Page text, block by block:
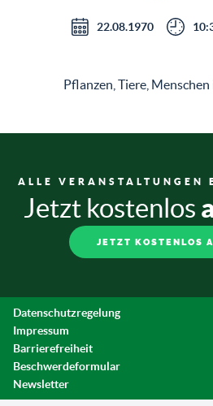
22.08.1970
Pflanzen, Tiere,
ALLE VERANSTALTUNGEN
Jetzt kostenlos
JETZT KOSTENLOS
Datenschutzregelung
Impressum
Barrierefreiheit
Beschwerdeformular
Newsletter